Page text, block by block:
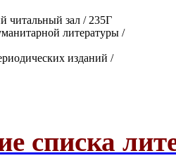
читальный зал / 235Г
литературы /
изданий /
списка